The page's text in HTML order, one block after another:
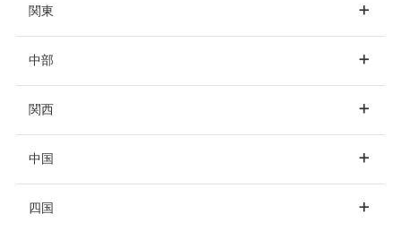
北海道 札幌
青森 青森市
関東
東京 銀座 新宿
渋谷 池袋 品川
表参道 上野 六本木
中部
愛知 名古屋
関西
大阪 大阪市 梅田
中国
四国